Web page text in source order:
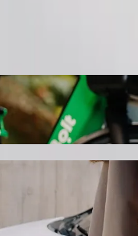
a
para ir a "Nový